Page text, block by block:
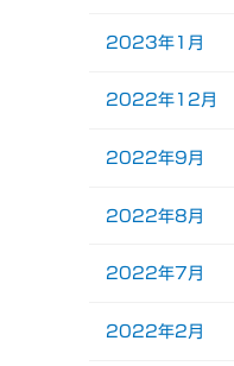
2023年1月
2022年12月
2022年9月
2022年8月
2022年7月
2022年2月